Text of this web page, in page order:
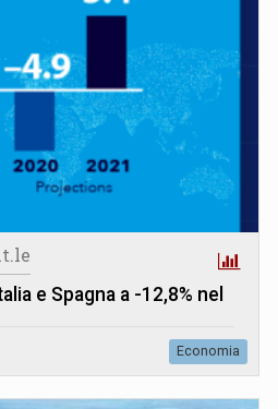
e Spagna a -12,8% nel
Economia